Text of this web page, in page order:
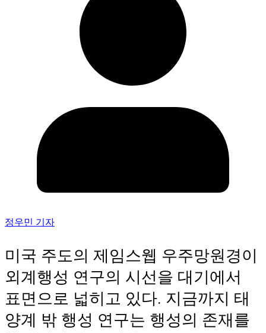
정우민 기자
미국 주도의 제임스웹 우주망원경이
외계행성 연구의 시선을 대기에서
표면으로 넓히고 있다. 지금까지 태
양계 밖 행성 연구는 행성의 존재를